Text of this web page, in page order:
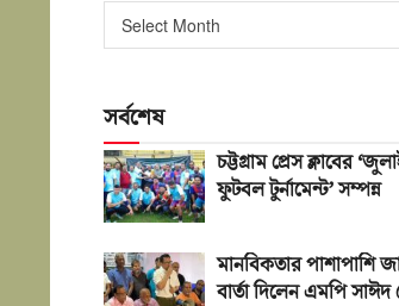
পুরোনো
সংখ্যা
Select Month
সর্বশেষ
চট্টগ্রাম প্রেস ক্লাবের
ফুটবল টুর্নামেন্ট’ সম্পন্ন
মানবিকতার পাশাপাশি
বার্তা দিলেন এমপি